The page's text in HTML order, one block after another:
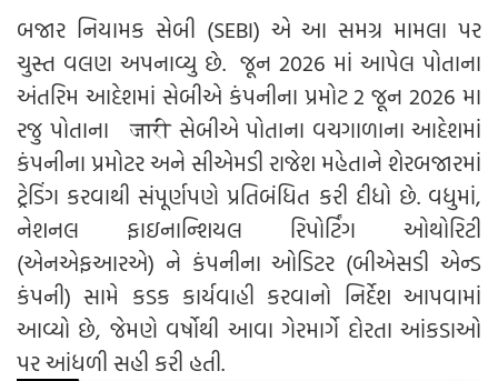
બજાર નિયામક સેબી (SEBI) એ આ સમગ્ર મામલા પર
ચુસ્ત વલણ અપનાવ્યુ છે. જૂન 2026 માં આપેલ પોતાના
અંતરિમ આદેશમાં સેબીએ કંપનીના પ્રમોટ 2 જૂન 2026 મા
રજુ પોતાના जारी સેબીએ પોતાના વચગાળાના આદેશમાં
કંપનીના પ્રમોટર અને સીએમડી રાજેશ મહેતાને શેરબજારમાં
ટ્રેડિંગ કરવાથી સંપૂર્ણપણે પ્રતિબંધિત કરી દીધો છે. વધુમાં,
નેશનલ ફાઇનાન્શિયલ રિપોર્ટિંગ ઓથોરિટી
(એનએફઆરએ) ને કંપનીના ઓડિટર (બીએસડી એન્ડ
કંપની) સામે કડક કાર્યવાહી કરવાનો નિર્દેશ આપવામાં
આવ્યો છે, જેમણે વર્ષોથી આવા ગેરમાર્ગે દોરતા આંકડાઓ
પર આંધળી સહી કરી હતી.